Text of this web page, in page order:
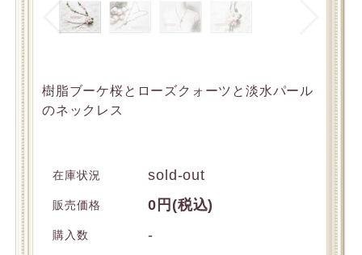
樹脂ブーケ桜とローズクォーツと淡水パール
のネックレス
在庫状況 sold-out
販売価格 0円(税込)
購入数 -